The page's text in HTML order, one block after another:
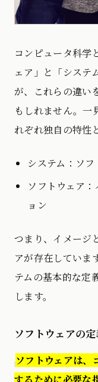
コンピュータ科学
ェア」と「システ
が、これらの違い
もしれません。一
れぞれ独自の特性
システム：ソ
ソフトウェア
ョン
つまり、イメージ
アが存在していま
テムの基本的な定
します。
ソフトウェアの
ソフトウェアは、